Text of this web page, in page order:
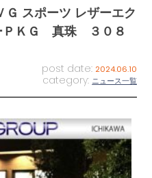
Ｇ スポーツ レザーエク
ＰＫＧ 真珠 ３０８
post date: 2024.06.10
category: ニュース一覧